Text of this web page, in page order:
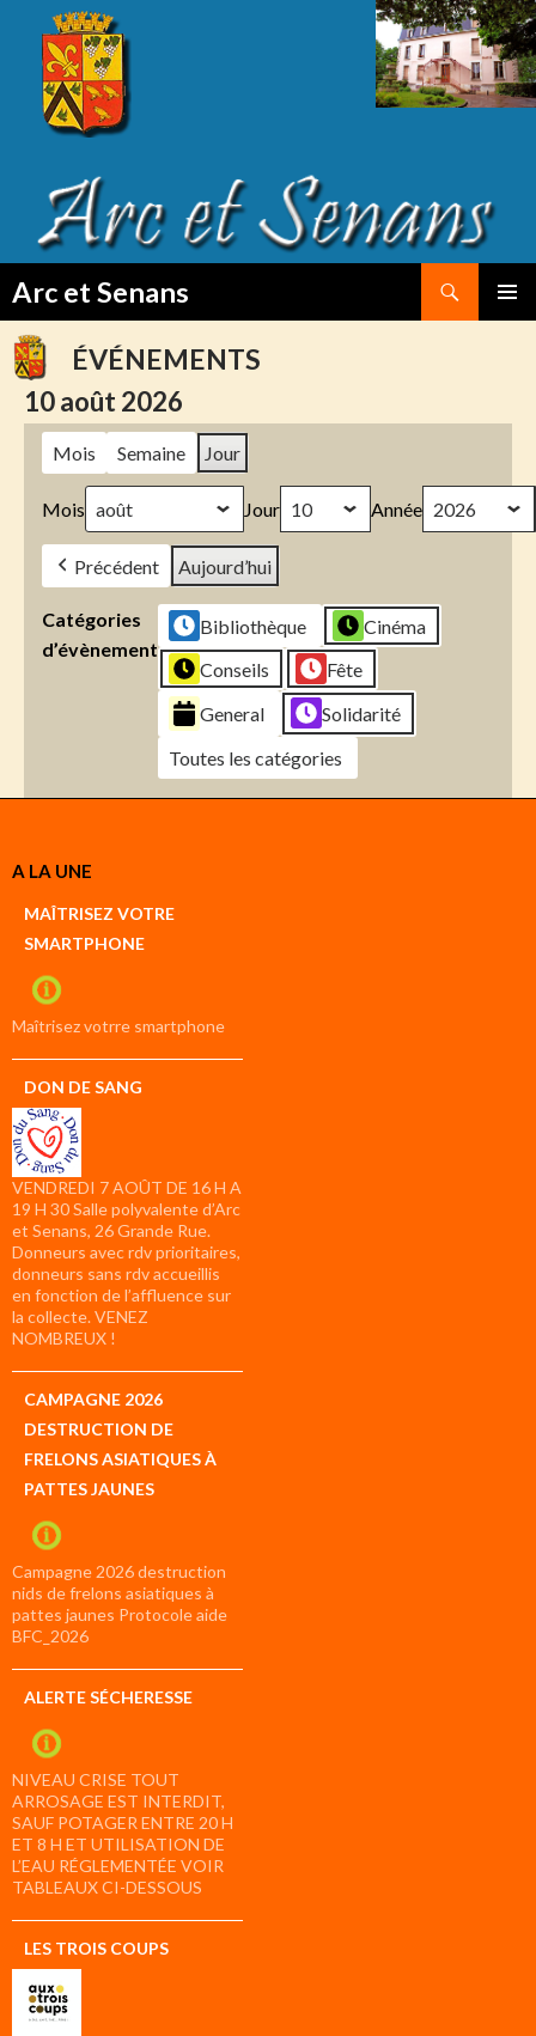
Arc et Senans
TO
CONTENTÉVÉNEMENTS
10 août 2026
Mois Semaine Jour
Mois Jour Année
Précédent Aujourd’hui
Catégories
d’évènement
Bibliothèque
Cinéma
Conseils
Fête
General
Solidarité
Toutes les catégories
Créer
compte
compte
A LA UNE
MAÎTRISEZ VOTRE
SMARTPHONE
Maîtrisez votrre smartphone
DON DE SANG
VENDREDI 7 AOÛT DE 16 H A
19 H 30 Salle polyvalente d’Arc
et Senans, 26 Grande Rue.
Donneurs avec rdv prioritaires,
donneurs sans rdv accueillis
en fonction de l’affluence sur
la collecte. VENEZ
NOMBREUX !
CAMPAGNE 2026
DESTRUCTION DE
FRELONS ASIATIQUES À
PATTES JAUNES
Campagne 2026 destruction
nids de frelons asiatiques à
pattes jaunes Protocole aide
BFC_2026
ALERTE SÉCHERESSE
NIVEAU CRISE TOUT
ARROSAGE EST INTERDIT,
SAUF POTAGER ENTRE 20 H
ET 8 H ET UTILISATION DE
L’EAU RÉGLEMENTÉE VOIR
TABLEAUX CI-DESSOUS
LES TROIS COUPS